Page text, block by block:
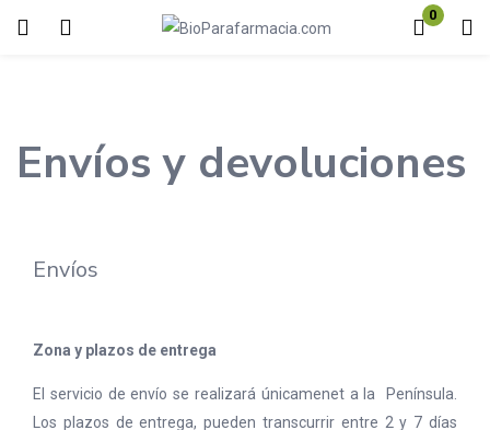
0
Inicio de sesión Registro
Envíos y devoluciones
Envíos
Zona y plazos de entrega
El servicio de envío se realizará únicamenet a la Península.
Los plazos de entrega, pueden transcurrir entre 2 y 7 días